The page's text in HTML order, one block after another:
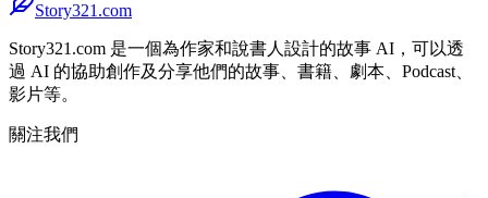
Story321.com
Story321.com 是一個為作家和說書人設計的故事 AI，可以透
過 AI 的協助創作及分享他們的故事、書籍、劇本、Podcast、
影片等。
關注我們